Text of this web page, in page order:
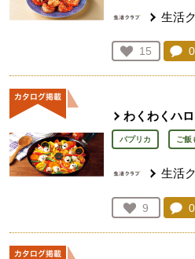
生活
お気に入り
15
人が登録
0
わくわくハ
パプリカ ご飯
生活
お気に入
9
人が登録
0